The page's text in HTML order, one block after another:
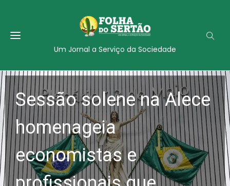
Um Jornal a Serviço da Sociedade
Sessão solene na Alece
homenageia
economistas e